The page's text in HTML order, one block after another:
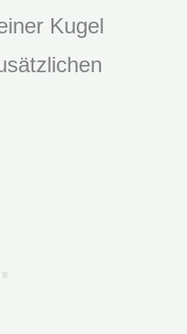
Kugel